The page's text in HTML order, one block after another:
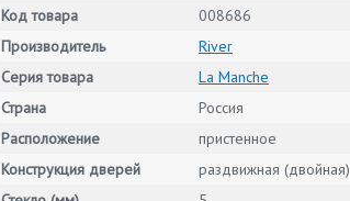
Код товара
008686
Производитель
River
Серия товара
La Manche
Страна
Россия
Расположение
пристенное
Конструкция дверей
раздвижная (двойная)